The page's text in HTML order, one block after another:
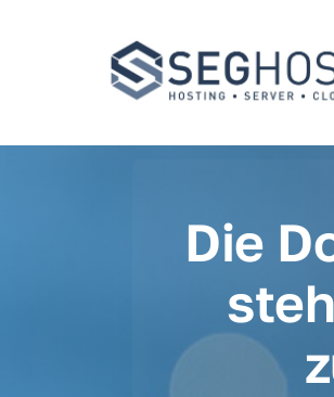
Die